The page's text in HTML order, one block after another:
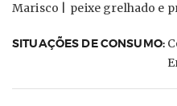
Marisco |
peixe grelhado e
SITUAÇÕES DE CONSUMO: